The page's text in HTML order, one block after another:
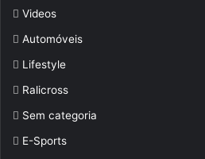
Videos
Automóveis
Lifestyle
Ralicross
Sem categoria
E-Sports